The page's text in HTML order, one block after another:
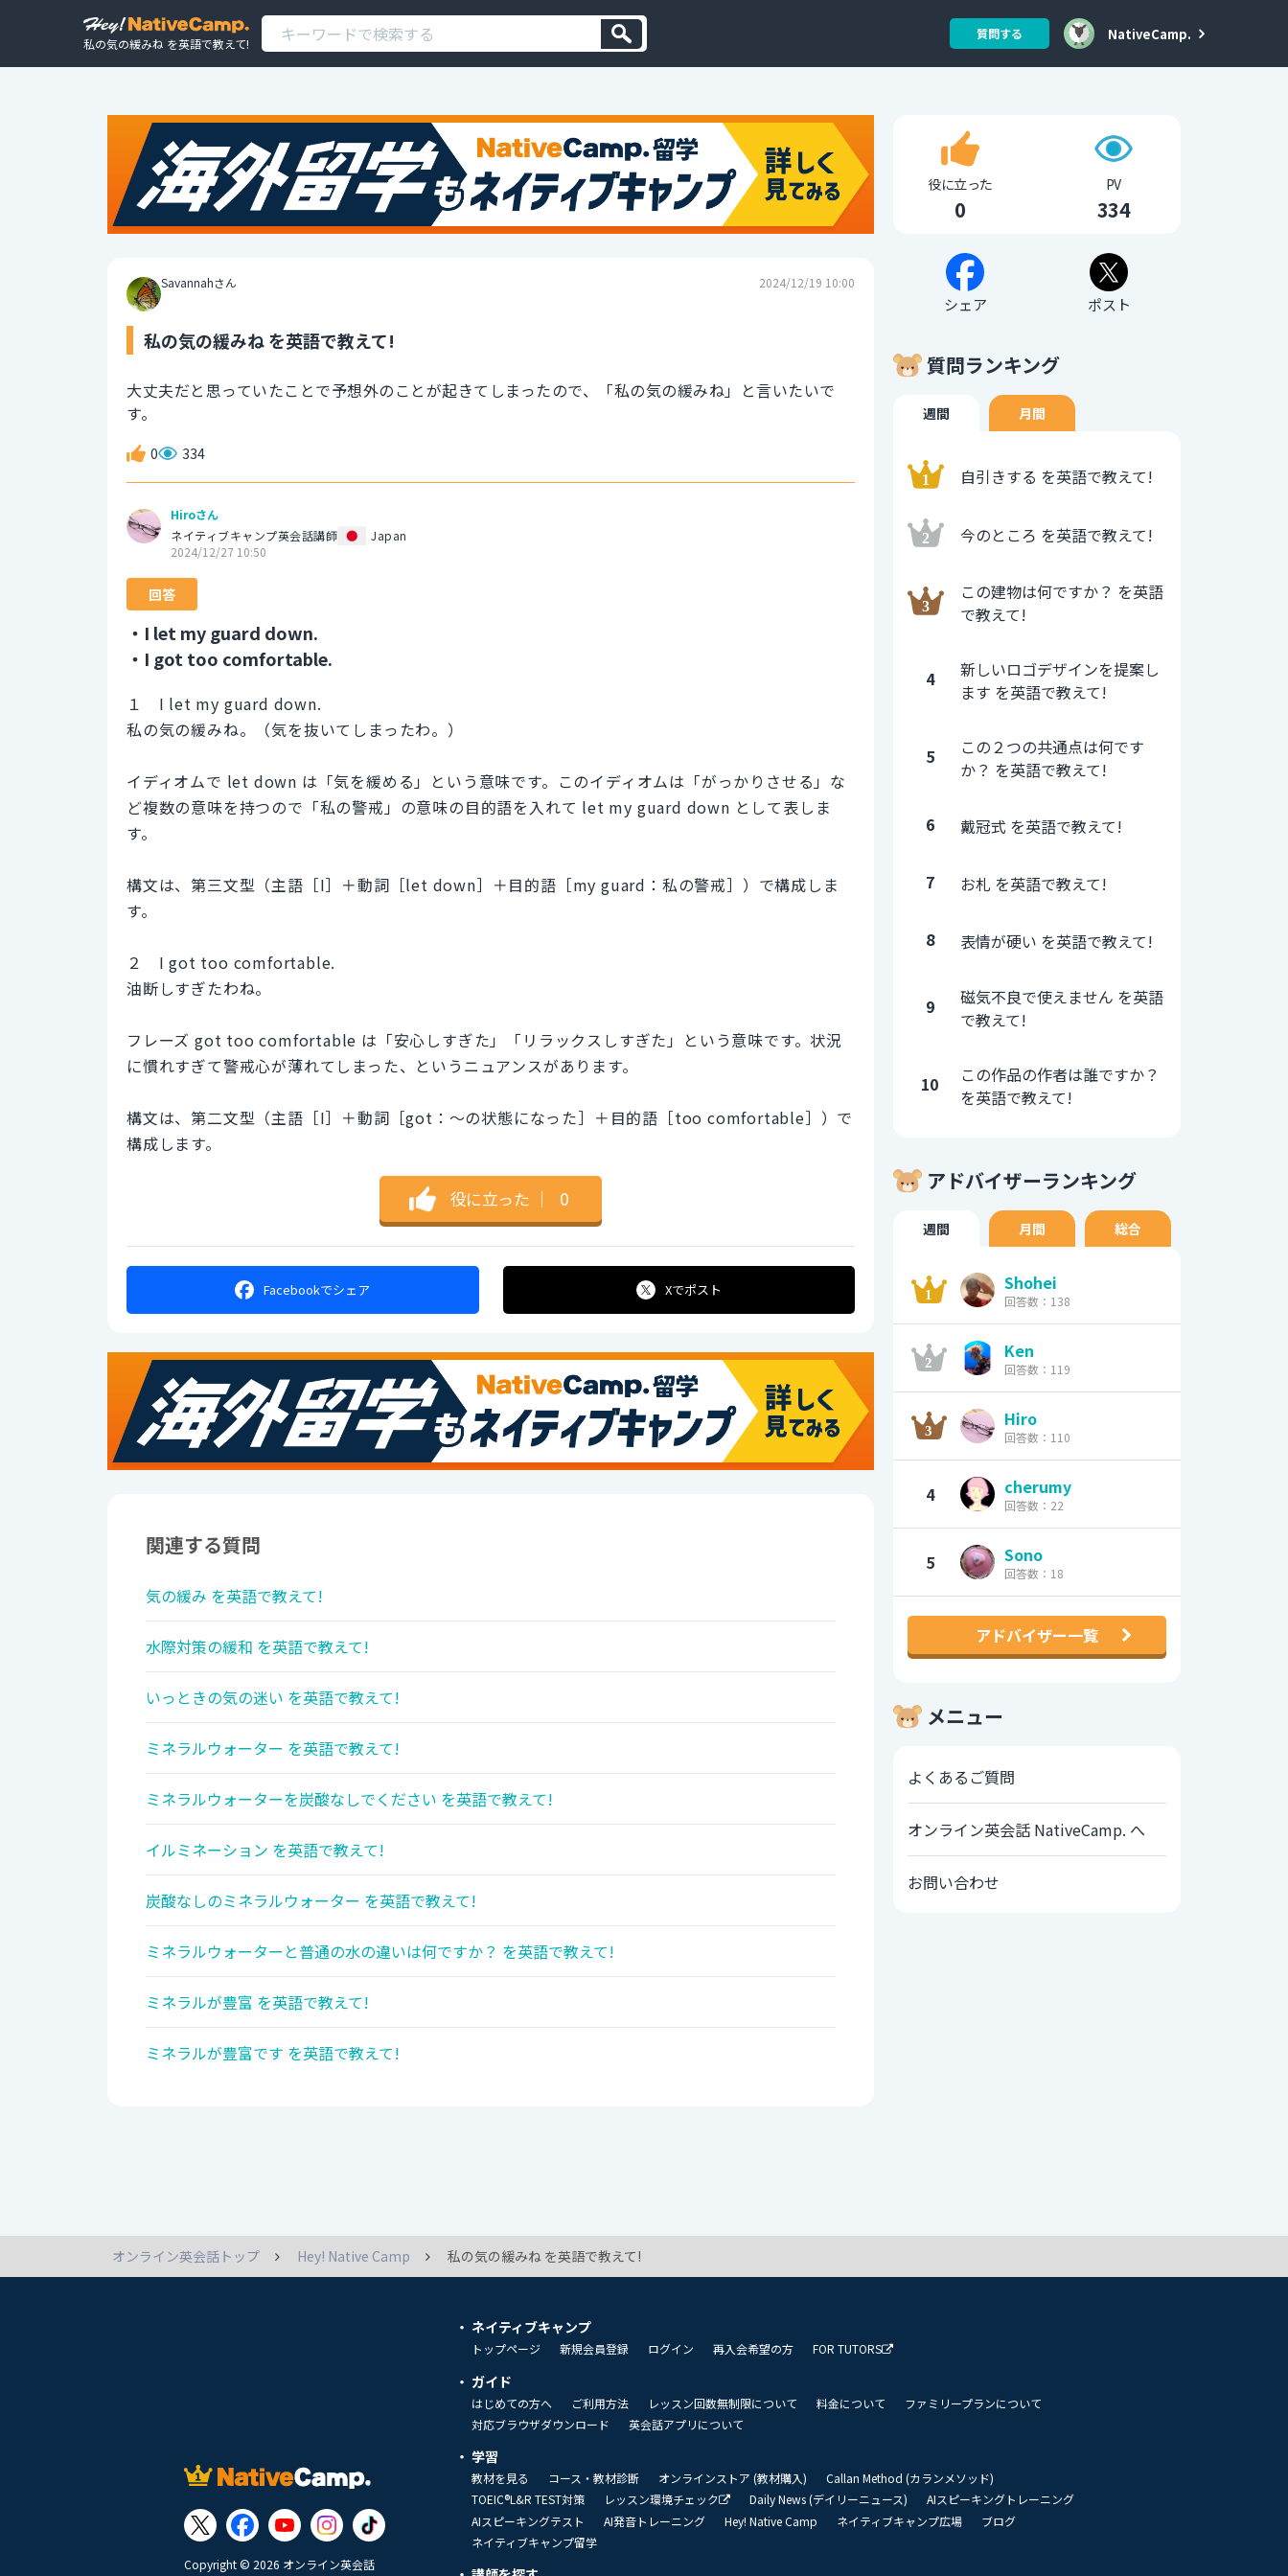
私の気の緩みね を英語で教えて!
質問する NativeCamp.
Savannahさん 2024/12/19 10:00
私の気の緩みね を英語で教えて!
大丈夫だと思っていたことで予想外のことが起きてしまったので、「私の気の緩みね」と言いたいで
す。
0 334
Hiroさん
ネイティブキャンプ英会話講師
Japan
2024/12/27 10:50
回答
・I let my guard down.
・I got too comfortable.
１ I let my guard down.
私の気の緩みね。（気を抜いてしまったわ。）
イディオムで let down は「気を緩める」という意味です。このイディオムは「がっかりさせる」な
ど複数の意味を持つので「私の警戒」の意味の目的語を入れて let my guard down として表しま
す。
構文は、第三文型（主語［I］＋動詞［let down］＋目的語［my guard：私の警戒］）で構成しま
す。
２ I got too comfortable.
油断しすぎたわね。
フレーズ got too comfortable は「安心しすぎた」「リラックスしすぎた」という意味です。状況
に慣れすぎて警戒心が薄れてしまった、というニュアンスがあります。
構文は、第二文型（主語［I］＋動詞［got：～の状態になった］＋目的語［too comfortable］）で
構成します。
役に立った ｜ 0
Facebookでシェア Xでポスト
関連する質問
気の緩み を英語で教えて!
水際対策の緩和 を英語で教えて!
いっときの気の迷い を英語で教えて!
ミネラルウォーター を英語で教えて!
ミネラルウォーターを炭酸なしでください を英語で教えて!
イルミネーション を英語で教えて!
炭酸なしのミネラルウォーター を英語で教えて!
ミネラルウォーターと普通の水の違いは何ですか？ を英語で教えて!
ミネラルが豊富 を英語で教えて!
ミネラルが豊富です を英語で教えて!
役に立った
0
PV
334
シェア ポスト
質問ランキング
週間 月間
自引きする を英語で教えて!
今のところ を英語で教えて!
この建物は何ですか？ を英語
で教えて!
4
新しいロゴデザインを提案し
ます を英語で教えて!
5
この２つの共通点は何です
か？ を英語で教えて!
6 戴冠式 を英語で教えて!
7 お札 を英語で教えて!
8 表情が硬い を英語で教えて!
9
磁気不良で使えません を英語
で教えて!
10
この作品の作者は誰ですか？
を英語で教えて!
アドバイザーランキング
週間 月間 総合
Shohei
回答数：138
Ken
回答数：119
Hiro
回答数：110
4 cherumy
回答数：22
5 Sono
回答数：18
アドバイザー一覧
メニュー
よくあるご質問
オンライン英会話 NativeCamp. へ
お問い合わせ
オンライン英会話トップ Hey! Native Camp 私の気の緩みね を英語で教えて!
Copyright © 2026 オンライン英会話
ネイティブキャンプ
トップページ 新規会員登録 ログイン 再入会希望の方 FOR TUTORS
ガイド
はじめての方へ ご利用方法 レッスン回数無制限について 料金について
ファミリープランについて
対応ブラウザダウンロード
英会話アプリについて
学習
教材を見る コース・教材診断 オンラインストア (教材購入)
Callan Method (カランメソッド)
TOEIC®L&R TEST対策
レッスン環境チェック Daily News (デイリーニュース)
AIスピーキングトレーニング
AIスピーキングテスト
AI発音トレーニング Hey! Native Camp ネイティブキャンプ広場
ブログ
ネイティブキャンプ留学